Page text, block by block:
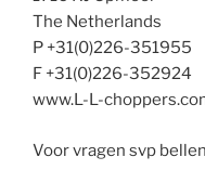
The Netherlands
P +31(0)226-351955
F +31(0)226-352924
www.L-L-
Voor vragen svp